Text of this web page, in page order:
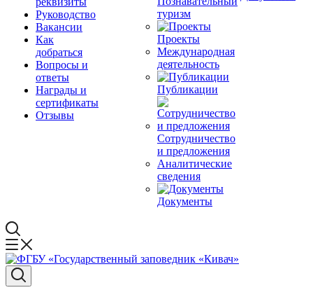
Руководство
Вакансии
Как
добраться
Вопросы и
ответы
Награды и
сертификаты
Отзывы
туризм
Проекты
Международная
деятельность
Публикации
Сотрудничество
и предложения
Аналитические
сведения
Документы